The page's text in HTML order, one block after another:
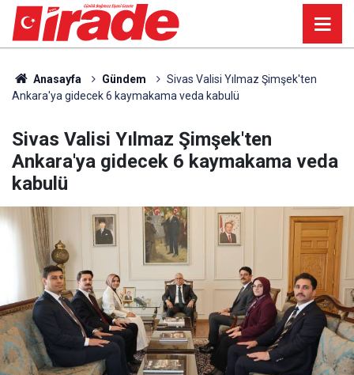
Anasayfa Gündem
Sivas Valisi Yılmaz Şimşek'ten
Ankara'ya gidecek 6 kaymakama veda kabulü
Sivas Valisi Yılmaz Şimşek'ten
Ankara'ya gidecek 6 kaymakama veda
kabulü